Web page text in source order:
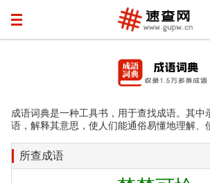
成语词典是一种工具书，用于查找成语。其中
语，解释其意思，使人们能通俗易懂地理解、
所查成语